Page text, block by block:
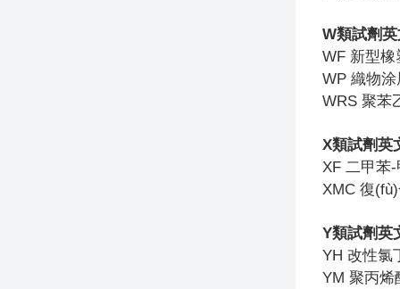
W類試劑
WF 新型橡
WP 織物涂
WRS 聚苯
X類試劑英
XF 二甲苯
XMC 復
Y類試劑英
YH 改性氯
YM 聚丙烯